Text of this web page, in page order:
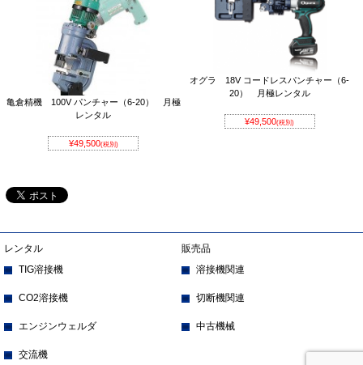
亀倉精機 100V パンチャー（6-20） 月極
レンタル
¥49,500(税別)
オグラ 18V コードレスパンチャー（6-
20） 月極レンタル
¥49,500(税別)
レンタル
TIG溶接機
CO2溶接機
エンジンウェルダ
交流機
販売品
溶接機関連
切断機関連
中古機械